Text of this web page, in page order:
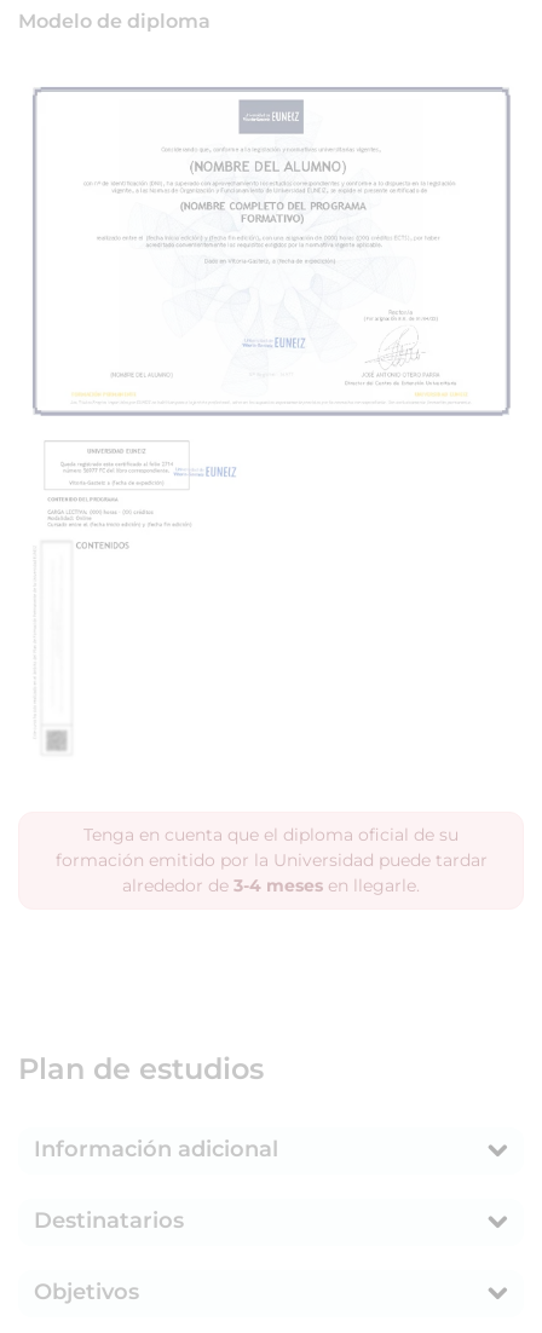
Modelo de diploma
Tenga en cuenta que el diploma oficial de su
formación emitido por la Universidad puede tardar
alrededor de 3-4 meses en llegarle.
Plan de estudios
Información adicional
Destinatarios
Objetivos